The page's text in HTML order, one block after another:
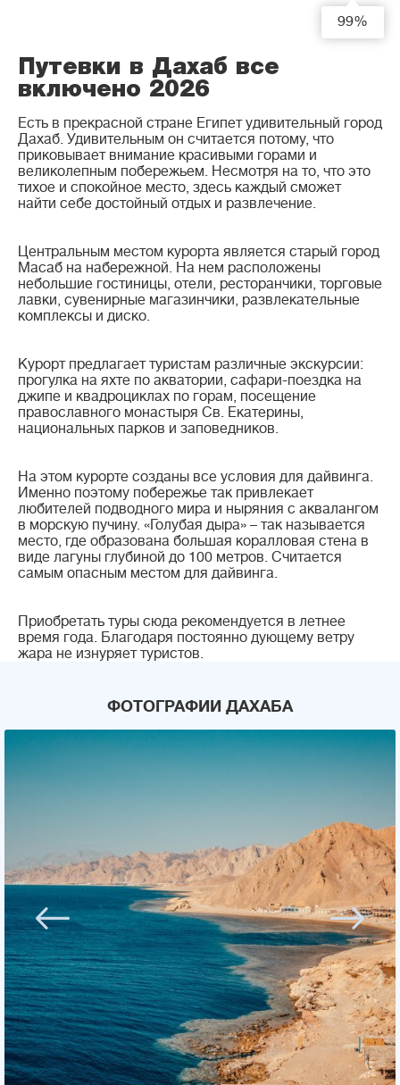
99%
Путевки в Дахаб все
включено 2026
Есть в прекрасной стране Египет удивительный город
Дахаб. Удивительным он считается потому, что
приковывает внимание красивыми горами и
великолепным побережьем. Несмотря на то, что это
тихое и спокойное место, здесь каждый сможет
найти себе достойный отдых и развлечение.
Центральным местом курорта является старый город
Масаб на набережной. На нем расположены
небольшие гостиницы, отели, ресторанчики, торговые
лавки, сувенирные магазинчики, развлекательные
комплексы и диско.
Курорт предлагает туристам различные экскурсии:
прогулка на яхте по акватории, сафари-поездка на
джипе и квадроциклах по горам, посещение
православного монастыря Св. Екатерины,
национальных парков и заповедников.
На этом курорте созданы все условия для дайвинга.
Именно поэтому побережье так привлекает
любителей подводного мира и ныряния с аквалангом
в морскую пучину. «Голубая дыра» – так называется
место, где образована большая коралловая стена в
виде лагуны глубиной до 100 метров. Считается
самым опасным местом для дайвинга.
Приобретать туры сюда рекомендуется в летнее
время года. Благодаря постоянно дующему ветру
жара не изнуряет туристов.
ФОТОГРАФИИ ДАХАБА